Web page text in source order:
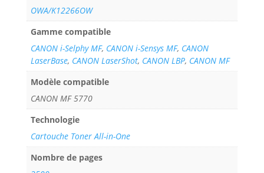
OWA/K12266OW
Gamme compatible
CANON i-Selphy MF, CANON i-Sensys MF, CANON
LaserBase, CANON LaserShot, CANON LBP, CANON MF
Modèle compatible
CANON MF 5770
Technologie
Cartouche Toner All-in-One
Nombre de pages